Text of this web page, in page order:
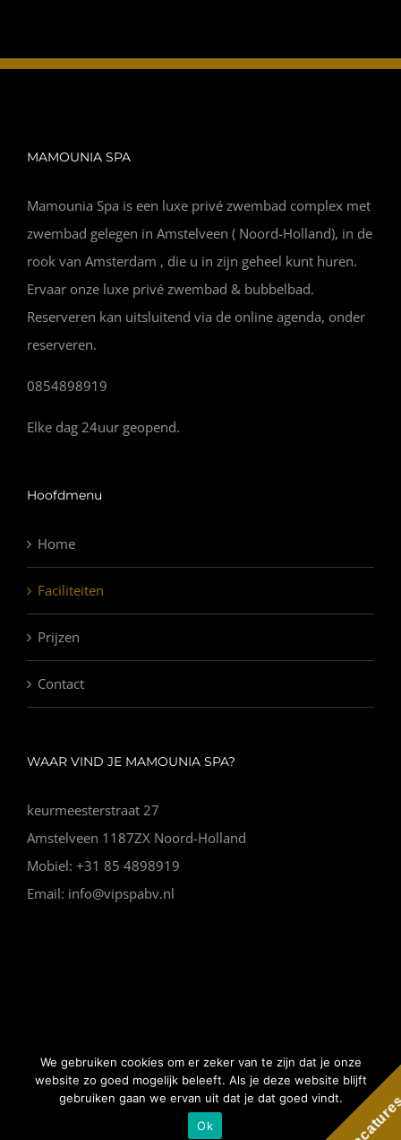
MAMOUNIA SPA
Mamounia Spa is een luxe privé zwembad complex met
zwembad gelegen in Amstelveen ( Noord-Holland), in de
rook van Amsterdam , die u in zijn geheel kunt huren.
Ervaar onze luxe privé zwembad & bubbelbad.
Reserveren kan uitsluitend via de online agenda, onder
reserveren.
0854898919
Elke dag 24uur geopend.
Hoofdmenu
Home
Faciliteiten
Prijzen
Contact
WAAR VIND JE MAMOUNIA SPA?
keurmeesterstraat 27
Amstelveen 1187ZX Noord-Holland
Mobiel: +31 85 4898919
Email: info@vipspabv.nl
© Copyright Vip Spa | Algemene voorwaarden | Website
gemaakt door Nano Web
Facebook
We gebruiken cookies om er zeker van te zijn dat je onze
website zo goed mogelijk beleeft. Als je deze website blijft
gebruiken gaan we ervan uit dat je dat goed vindt.
Ok